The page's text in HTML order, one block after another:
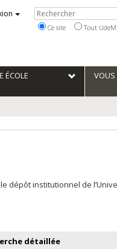
Rechercher
Ce site Tout UdeM
ÉCOLE VOUS
le dépôt institutionnel de
détaillée